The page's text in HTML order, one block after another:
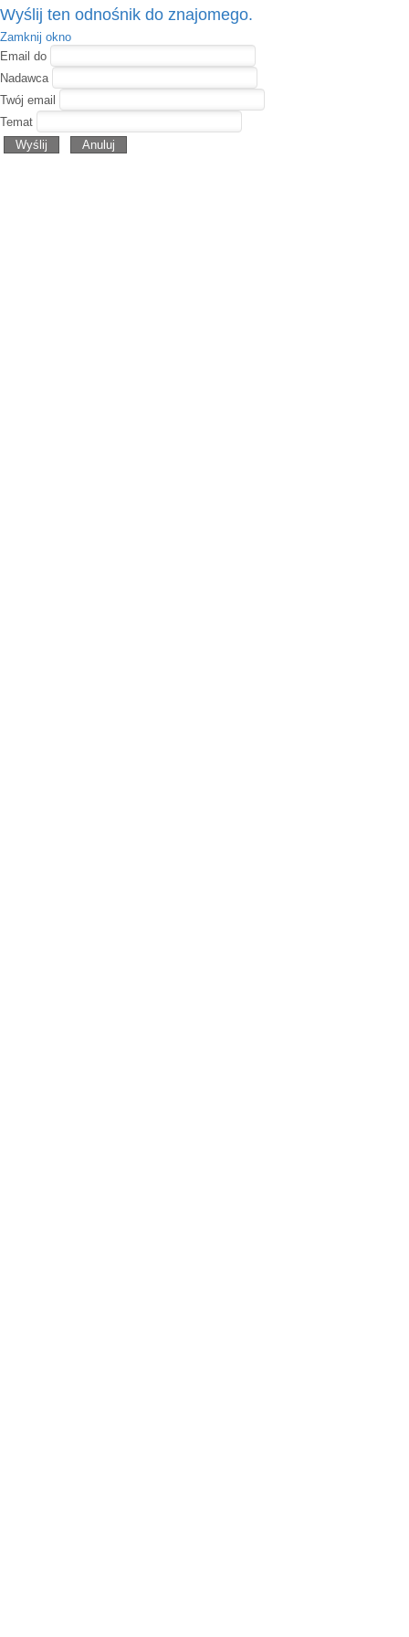
Wyślij ten odnośnik do znajomego.
Zamknij okno
Email do
Nadawca
Twój email
Temat
Wyślij
Anuluj